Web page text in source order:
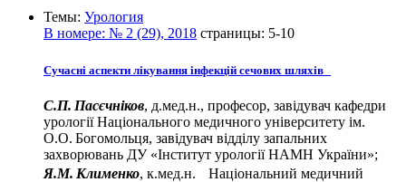
Темы: Урология
В номере: № 2 (29), 2018 страницы: 5-10
Сучасні аспекти лікування інфекцій сечових шляхів
С.П. Пасєчніков, д.мед.н., професор, завідувач кафедри
урології Національного медичного університету ім.
О.О. Богомольця, завідувач відділу запальних
захворювань ДУ «Інститут урології НАМН України»;
Я.М. Клименко, к.мед.н. Національний медичний